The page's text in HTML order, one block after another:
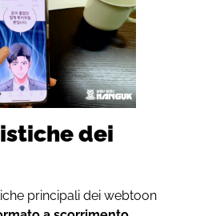
dei
principali dei webtoon